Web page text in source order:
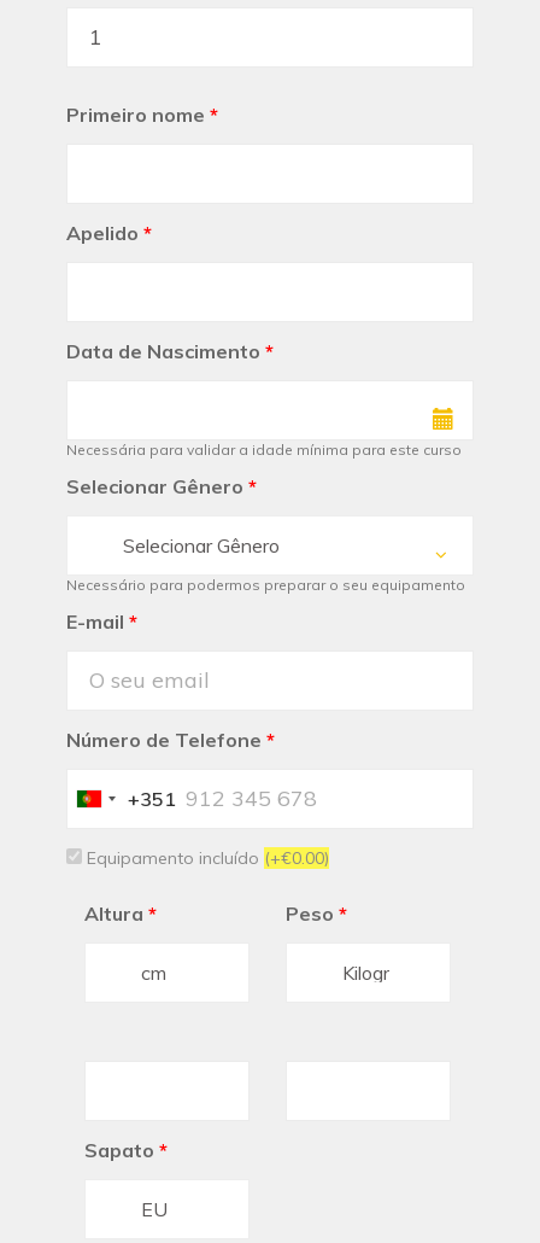
Primeiro nome *
Apelido *
Data de Nascimento *
Necessária para validar a idade mínima para este curso
Selecionar Gênero *
Selecionar Gênero
Necessário para podermos preparar o seu equipamento
E-mail *
Número de Telefone *
Portugal
+351
Equipamento incluído (+€0.00)
Altura * Peso *
Sapato *